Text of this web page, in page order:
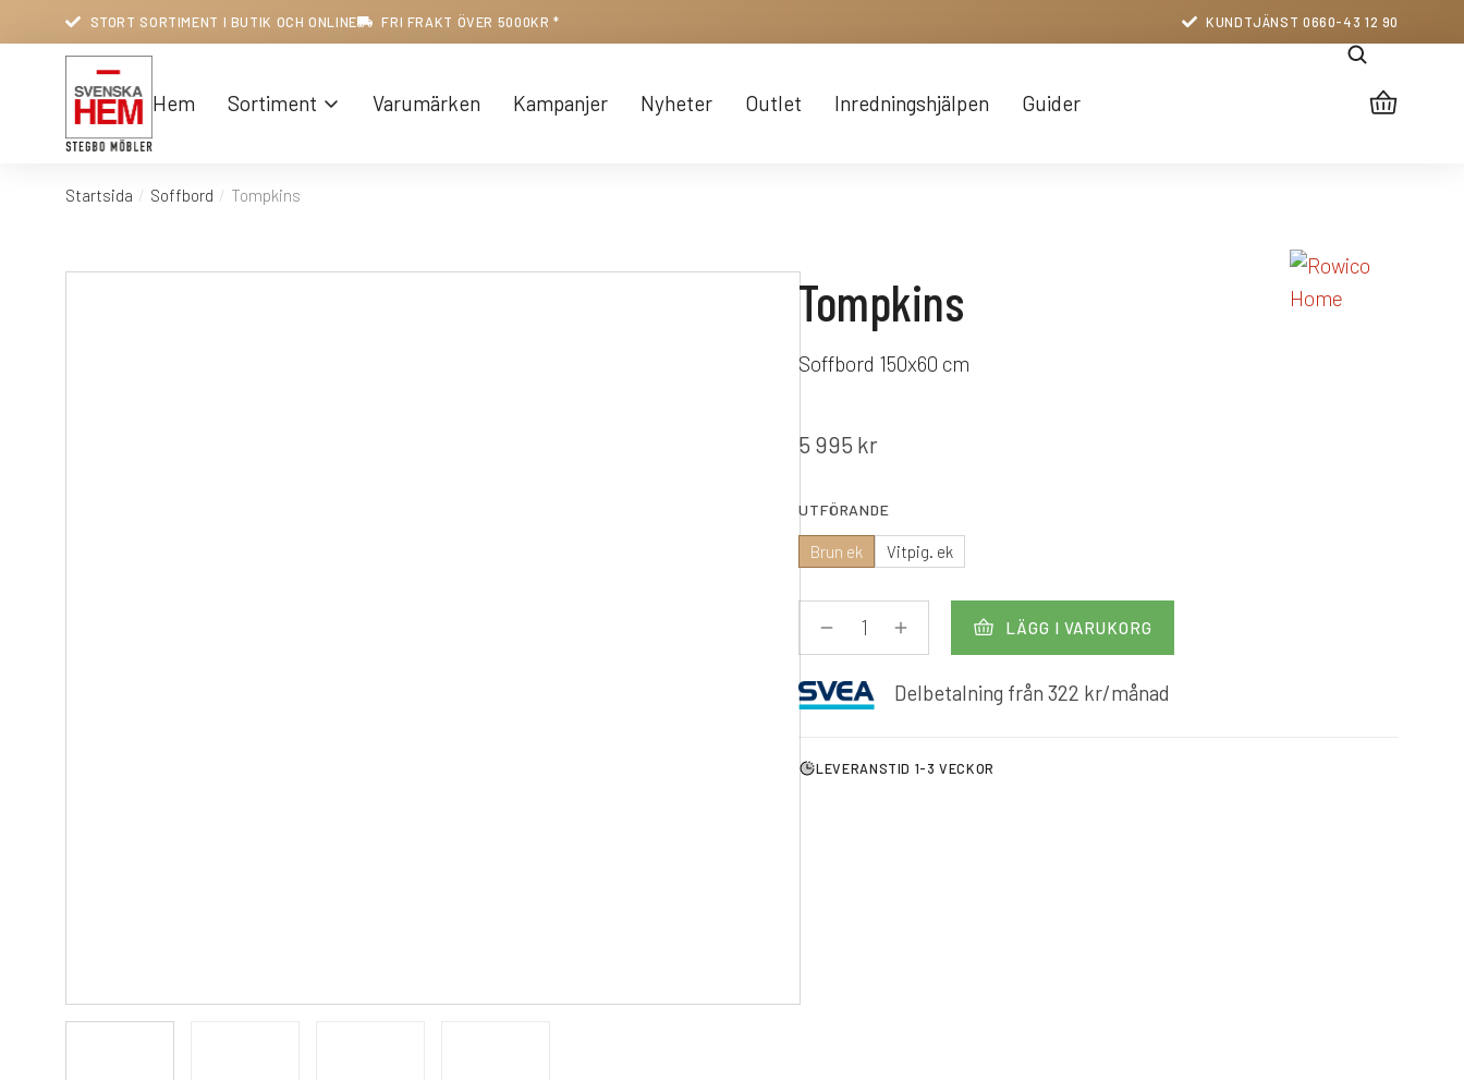
STORT SORTIMENT I BUTIK OCH ONLINE FRI FRAKT ÖVER 5000KR * KUNDTJÄNST 0660-43 12 90
Hem Sortiment Varumärken Kampanjer Nyheter Outlet Inredningshjälpen Guider
Du är här:
Startsida Soffbord Tompkins
Tompkins
Soffbord 150x60 cm
5 995 kr
UTFÖRANDE
Brun ek Vitpig. ek
LÄGG I VARUKORG
Delbetalning från322 kr/månad
LEVERANSTID 1-3 VECKOR